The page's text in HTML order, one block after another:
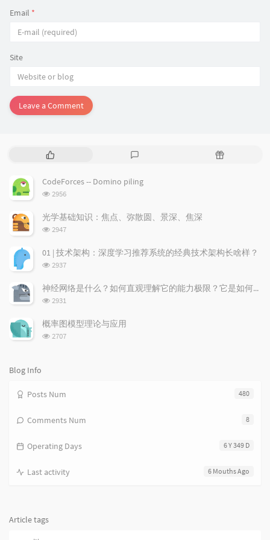
Email *
Site
Leave a Comment
P
p
u
a
r
r
t
c
l
s
e
t
m
n
R
t
l
CodeForces -- Domino piling
浏
次
数:
2956
光学基础知识：焦点、弥散圆、景深、焦深
浏
次
数:
2947
01 | 技术架构：深度学习推荐系统的经典技术架构长啥样？
浏
次
数:
2937
神经网络是什么？如何直观理解它的能力极限？它是如何无限逼近真理？
浏
次
数:
2931
概率图模型理论与应用
浏
2707
Blog Info
480
Posts Num
8
Comments Num
6 Y 349 D
Operating Days
6 Mouths Ago
Last activity
Article tags